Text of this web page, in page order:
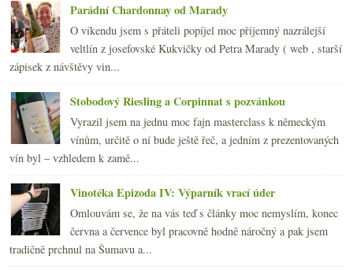
Parádní Chardonnay od Marady
O víkendu jsem s přáteli popíjel moc příjemný nazrálejší
veltlín z josefovské Kukvičky od Petra Marady ( web , starší
zápisek z návštěvy vin...
Stobodový Riesling a Corpinnat s pozvánkou
Vyrazil jsem na jednu moc fajn masterclass k německým
vínům, určitě o ní bude ještě řeč, a jedním z prezentovaných
vín byl – vzhledem k zamě...
Vinotéka Epizoda IV: Výparník vrací úder
Omlouvám se, že na vás teď s články moc nemyslím, konec
června a července byl pracovně hodně náročný a pak jsem
tradičně prchnul na Šumavu a...